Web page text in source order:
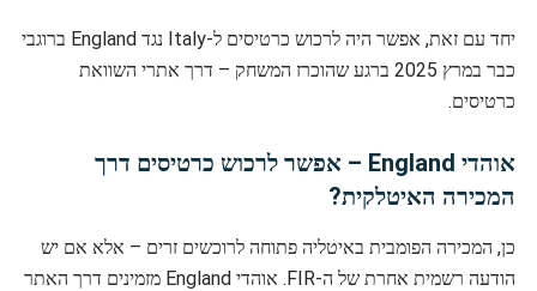
יחד עם זאת, אפשר היה לרכוש כרטיסים ל-Italy נגד England ברוגבי
כבר במרץ 2025 ברגע שהוכרז המשחק – דרך אתרי השוואת
כרטיסים.
אוהדי England – אפשר לרכוש כרטיסים דרך
המכירה האיטלקית?
כן, המכירה הפומבית באיטליה פתוחה לרוכשים זרים – אלא אם יש
הודעה רשמית אחרת של ה-FIR. אוהדי England מזמינים דרך האתר